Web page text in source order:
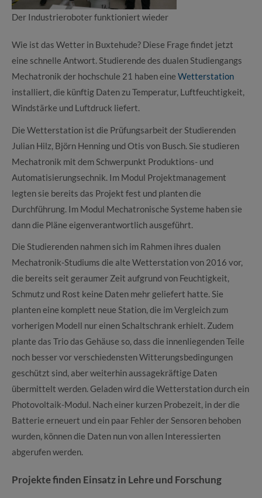
Der Industrieroboter funktioniert wieder
Wie ist das Wetter in Buxtehude? Diese Frage findet jetzt
eine schnelle Antwort. Studierende des dualen Studiengangs
Mechatronik der hochschule 21 haben eine Wetterstation
installiert, die künftig Daten zu Temperatur, Luftfeuchtigkeit,
Windstärke und Luftdruck liefert.
Die Wetterstation ist die Prüfungsarbeit der Studierenden
Julian Hilz, Björn Henning und Otis von Busch. Sie studieren
Mechatronik mit dem Schwerpunkt Produktions- und
Automatisierungsechnik. Im Modul Projektmanagement
legten sie bereits das Projekt fest und planten die
Durchführung. Im Modul Mechatronische Systeme haben sie
dann die Pläne eigenverantwortlich ausgeführt.
Die Studierenden nahmen sich im Rahmen ihres dualen
Mechatronik-Studiums die alte Wetterstation von 2016 vor,
die bereits seit geraumer Zeit aufgrund von Feuchtigkeit,
Schmutz und Rost keine Daten mehr geliefert hatte. Sie
planten eine komplett neue Station, die im Vergleich zum
vorherigen Modell nur einen Schaltschrank erhielt. Zudem
plante das Trio das Gehäuse so, dass die innenliegenden Teile
noch besser vor verschiedensten Witterungsbedingungen
geschützt sind, aber weiterhin aussagekräftige Daten
übermittelt werden. Geladen wird die Wetterstation durch ein
Photovoltaik-Modul. Nach einer kurzen Probezeit, in der die
Batterie erneuert und ein paar Fehler der Sensoren behoben
wurden, können die Daten nun von allen Interessierten
abgerufen werden.
Projekte finden Einsatz in Lehre und Forschung